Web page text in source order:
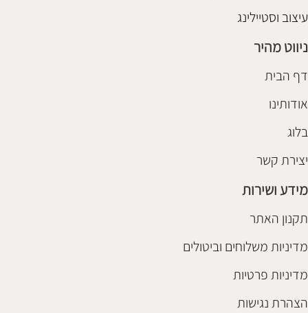
עיצוב וסטיילינג
ניווט מהיר
דף הבית
אודותינו
בלוג
יצירת קשר
מידע ושירות
תקנון האתר
מדיניות משלוחים וביטולים
מדיניות פרטיות
הצהרת נגישות